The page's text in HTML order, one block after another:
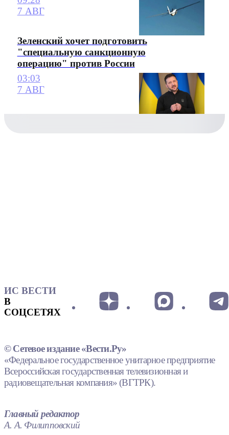
7 АВГ
Зеленский хочет подготовить
"специальную санкционную
операцию" против России
03:03
7 АВГ
ИС ВЕСТИ
В
СОЦСЕТЯХ
© Сетевое издание «Вести.Ру»
«Федеральное государственное унитарное предприятие
Всероссийская государственная телевизионная и
радиовещательная компания» (ВГТРК).
Главный редактор
А. А. Филипповский